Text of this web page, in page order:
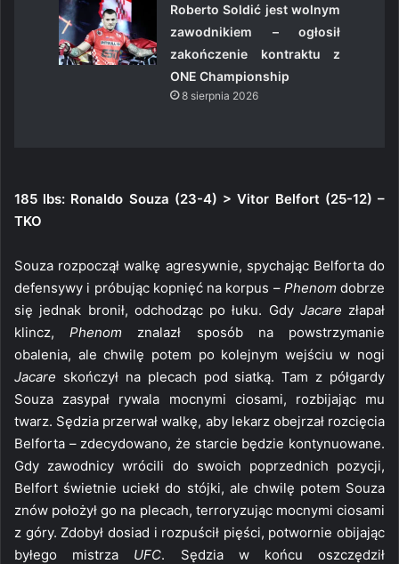
Roberto Soldić jest wolnym
zawodnikiem – ogłosił
zakończenie kontraktu z
ONE Championship
8 sierpnia 2026
185 lbs: Ronaldo Souza (23-4) > Vitor Belfort (25-12) –
TKO
Souza rozpoczął walkę agresywnie, spychając Belforta do
defensywy i próbując kopnięć na korpus – Phenomdobrze
się jednak bronił, odchodząc po łuku. Gdy Jacare złapał
klincz,Phenom znalazł sposób na powstrzymanie
obalenia, ale chwilę potem po kolejnym wejściu w nogi
Jacare skończył na plecach pod siatką. Tam z półgardy
Souza zasypał rywala mocnymi ciosami, rozbijając mu
twarz. Sędzia przerwał walkę, aby lekarz obejrzał rozcięcia
Belforta – zdecydowano, że starcie będzie kontynuowane.
Gdy zawodnicy wrócili do swoich poprzednich pozycji,
Belfort świetnie uciekł do stójki, ale chwilę potem Souza
znów położył go na plecach, terroryzując mocnymi ciosami
z góry. Zdobył dosiad i rozpuścił pięści, potwornie obijając
byłego mistrza UFC. Sędzia w końcu oszczędził